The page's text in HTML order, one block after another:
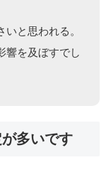
と思われる。
響を及ぼすでし
多いです